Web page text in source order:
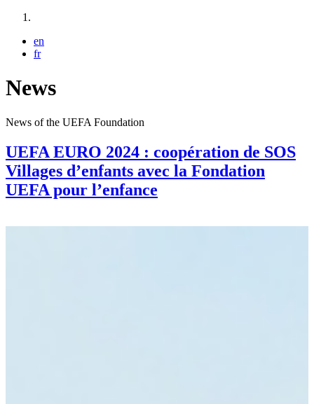
Vous êtes ici :
en
fr
News
News of the UEFA Foundation
UEFA EURO 2024 : coopération de SOS
Villages d’enfants avec la Fondation
UEFA pour l’enfance